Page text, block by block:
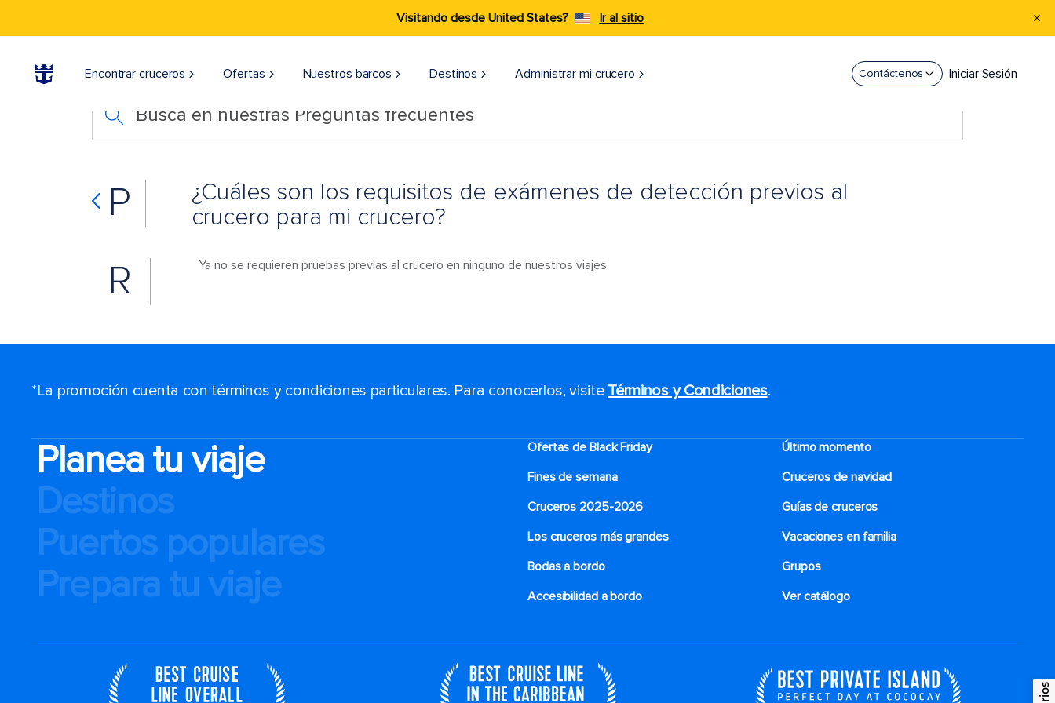
Visitando desde United States? Ir al sitio
Encontrar cruceros Ofertas Nuestros barcos Destinos Administrar mi crucero Contáctenos Iniciar Sesión
Busca en nuestras Preguntas frecuentes
P
¿Cuáles son los requisitos de exámenes de detección previos al
crucero para mi crucero?
R Ya no se requieren pruebas previas al crucero en ninguno de nuestros viajes.
*La promoción cuenta con términos y condiciones particulares. Para conocerlos, visite Términos y Condiciones.
Planea tu viaje
Destinos
Puertos populares
Prepara tu viaje
Ofertas de Black Friday
Último momento
Fines de semana
Cruceros de navidad
Cruceros 2025-2026
Guías de cruceros
Los cruceros más grandes
Vacaciones en familia
Bodas a bordo
Grupos
Accesibilidad a bordo
Ver catálogo